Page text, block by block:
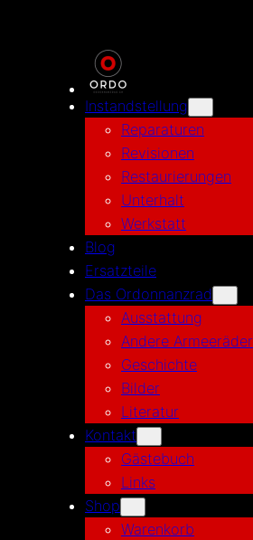
Instandstellung
Reparaturen
Revisionen
Restaurierungen
Unterhalt
Werkstatt
Blog
Ersatzteile
Das Ordonnanzrad
Ausstattung
Andere Armeeräder
Geschichte
Bilder
Literatur
Kontakt
Gästebuch
Links
Shop
Warenkorb